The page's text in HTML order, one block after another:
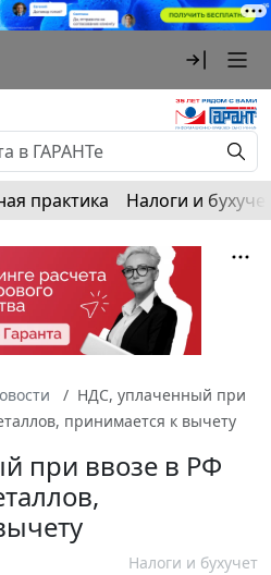
практика Налоги и
НДС, уплаченный при
принимается к вычету
при ввозе в РФ
Налоги и бухучет